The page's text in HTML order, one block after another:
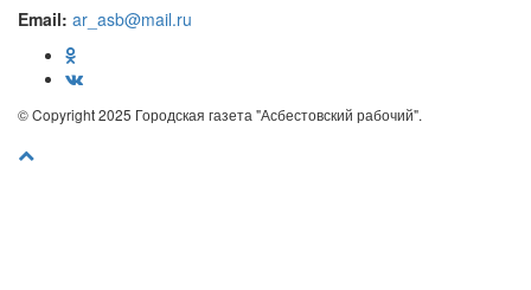
Email: ar_asb@mail.ru
© Copyright 2025 Городская газета "Асбестовский рабочий".